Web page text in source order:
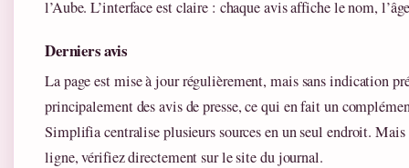
l’Aube. L’interface est claire : chaque avis affiche le nom,
Derniers avis
La page est mise à jour régulièrement, mais sans indication
principalement des avis de presse, ce qui en fait un
Simplifia centralise plusieurs sources en un seul endroit. Mais
ligne, vérifiez directement sur le site du journal.